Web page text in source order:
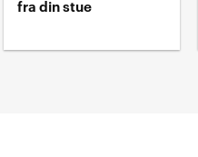
fra din stue